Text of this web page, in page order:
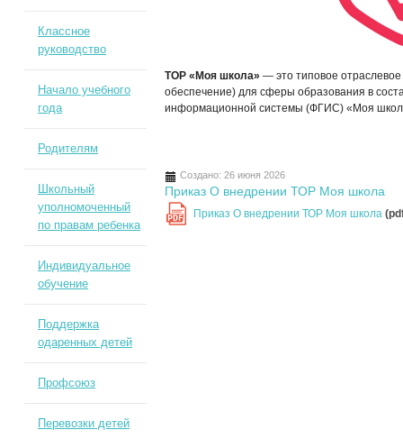
ТОР «Моя школа» — это типовое
обеспечение) для сферы образования в
информационной системы (ФГИС) «Моя
Создано: 26 июня 2026
Приказ О внедрении ТОР Моя школа
PDF Приказ О внедрении ТОР Моя школа
Классное
руководство
Начало учебного
года
Родителям
Школьный
уполномоченный
по правам ребенка
Индивидуальное
обучение
Поддержка
одаренных детей
Профсоюз
Перевозки детей